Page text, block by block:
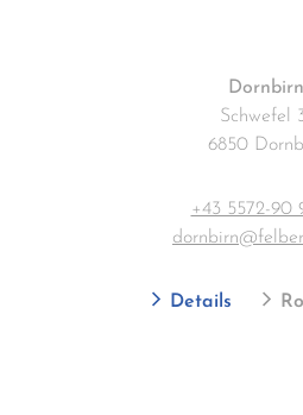
Dornbirn
Schwefel
6850
+43 5572-90
Details